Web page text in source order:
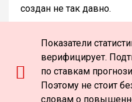
создан не так давно.
Показатели
верифицирует.
по ставкам
Поэтому не стоит
словам о